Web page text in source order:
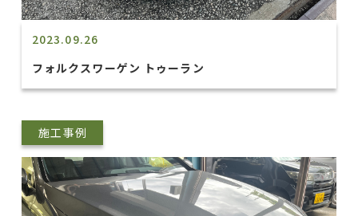
2023.09.26
フォルクスワーゲン トゥーラン
施工事例